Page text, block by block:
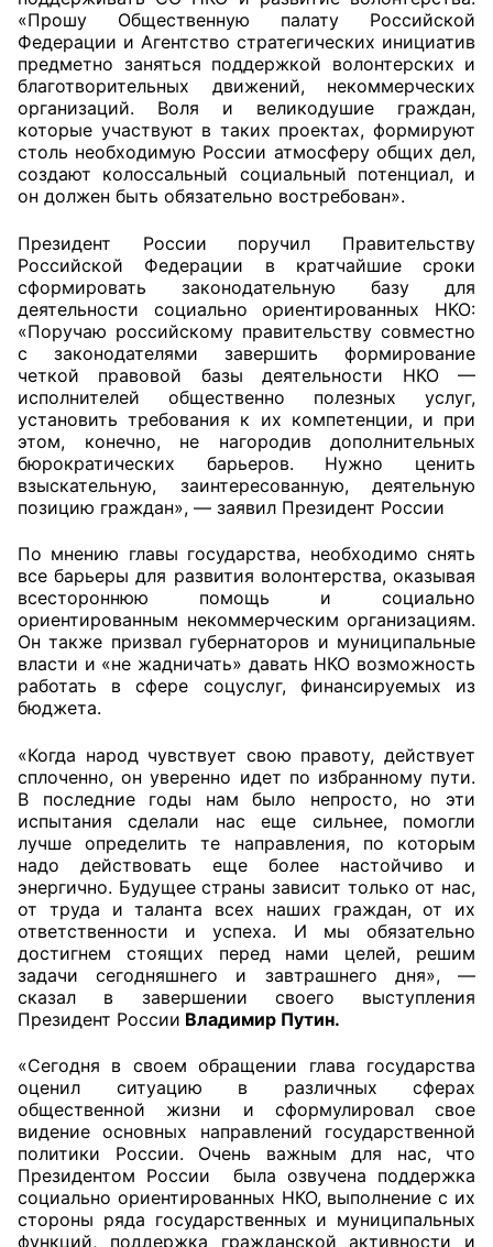
«Прошу Общественную палату Российской
Федерации и Агентство стратегических инициатив
предметно заняться поддержкой волонтерских и
благотворительных движений, некоммерческих
организаций. Воля и великодушие граждан,
которые участвуют в таких проектах, формируют
столь необходимую России атмосферу общих дел,
создают колоссальный социальный потенциал, и
он должен быть обязательно востребован».
Президент России поручил Правительству
Российской Федерации в кратчайшие сроки
сформировать законодательную базу для
деятельности социально ориентированных НКО:
«Поручаю российскому правительству совместно
с законодателями завершить формирование
четкой правовой базы деятельности НКО —
исполнителей общественно полезных услуг,
установить требования к их компетенции, и при
этом, конечно, не нагородив дополнительных
бюрократических барьеров. Нужно ценить
взыскательную, заинтересованную, деятельную
позицию граждан», — заявил Президент России
По мнению главы государства, необходимо снять
все барьеры для развития волонтерства, оказывая
всестороннюю помощь и социально
ориентированным некоммерческим организациям.
Он также призвал губернаторов и муниципальные
власти и «не жадничать» давать НКО возможность
работать в сфере соцуслуг, финансируемых из
бюджета.
«Когда народ чувствует свою правоту, действует
сплоченно, он уверенно идет по избранному пути.
В последние годы нам было непросто, но эти
испытания сделали нас еще сильнее, помогли
лучше определить те направления, по которым
надо действовать еще более настойчиво и
энергично. Будущее страны зависит только от нас,
от труда и таланта всех наших граждан, от их
ответственности и успеха. И мы обязательно
достигнем стоящих перед нами целей, решим
задачи сегодняшнего и завтрашнего дня», —
сказал в завершении своего выступления
Президент России Владимир Путин.
«Сегодня в своем обращении глава государства
оценил ситуацию в различных сферах
общественной жизни и сформулировал свое
видение основных направлений государственной
политики России. Очень важным для нас, что
Президентом России была озвучена поддержка
социально ориентированных НКО, выполнение с их
стороны ряда государственных и муниципальных
функций, поддержка гражданской активности и